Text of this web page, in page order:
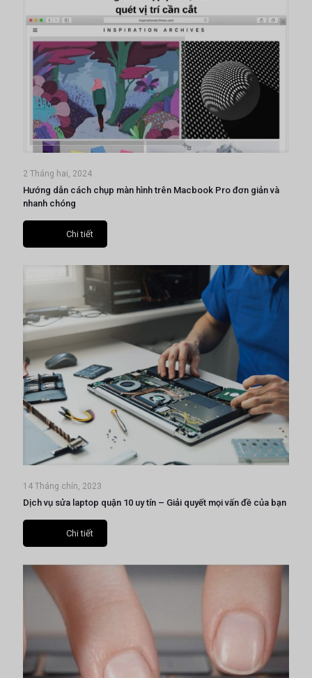
2 Tháng hai, 2024
Hướng dẫn cách chụp màn hình trên Macbook Pro đơn giản và
nhanh chóng
Chi tiết
14 Tháng chín, 2023
Dịch vụ sửa laptop quận 10 uy tín – Giải quyết mọi vấn đề của bạn
Chi tiết